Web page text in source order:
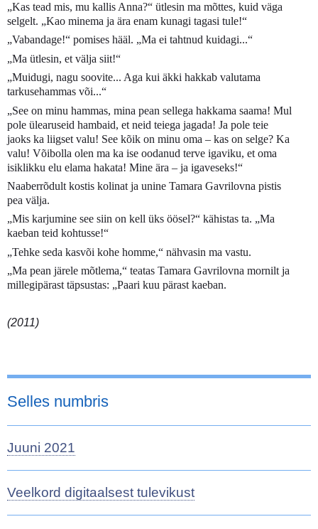
„Kas tead mis, mu kallis Anna?“ ütlesin ma mõttes, kuid väga
selgelt. „Kao minema ja ära enam kunagi tagasi tule!“
„Vabandage!“ pomises hääl. „Ma ei tahtnud kuidagi...“
„Ma ütlesin, et välja siit!“
„Muidugi, nagu soovite... Aga kui äkki hakkab valutama
tarkusehammas või...“
„See on minu hammas, mina pean sellega hakkama saama! Mul
pole ülearuseid hambaid, et neid teiega jagada! Ja pole teie
jaoks ka liigset valu! See kõik on minu oma – kas on selge? Ka
valu! Võibolla olen ma ka ise oodanud terve igaviku, et oma
isiklikku elu elama hakata! Mine ära – ja igaveseks!“
Naaberrõdult kostis kolinat ja unine Tamara Gavrilovna pistis
pea välja.
„Mis karjumine see siin on kell üks öösel?“ kähistas ta. „Ma
kaeban teid kohtusse!“
„Tehke seda kasvõi kohe homme,“ nähvasin ma vastu.
„Ma pean järele mõtlema,“ teatas Tamara Gavrilovna mornilt ja
millegipärast täpsustas: „Paari kuu pärast kaeban.
(2011)
Selles numbris
Juuni 2021
Veelkord digitaalsest tulevikust